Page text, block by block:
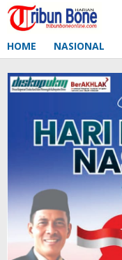
Lewati
ke
HOME NASIONAL